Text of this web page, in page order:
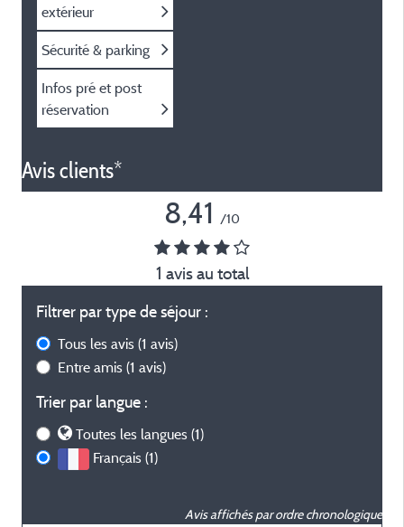
extérieur
Sécurité & parking
Infos pré et post
réservation
Avis clients*
8,41 /10
1 avis au total
Filtrer par type de séjour :
Tous les avis (1 avis)
Entre amis (1 avis)
Trier par langue :
Toutes les langues (1)
Français (1)
Avis affichés par ordre chronologique